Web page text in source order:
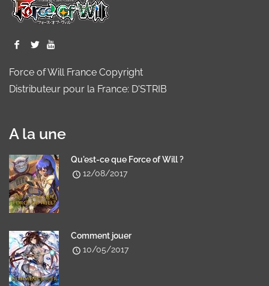
Force of Will France Copyright
Distributeur pour la France: D'STRIB
A la une
Qu'est-ce que Force of Will ?
12/08/2017
Comment jouer
10/05/2017